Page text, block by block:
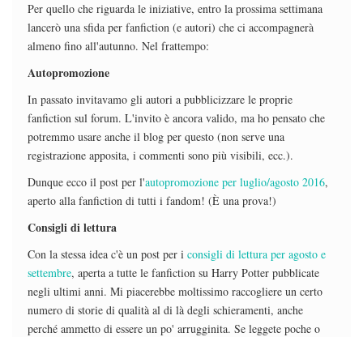
Per quello che riguarda le iniziative, entro la prossima settimana
lancerò una sfida per fanfiction (e autori) che ci accompagnerà
almeno fino all'autunno. Nel frattempo:
Autopromozione
In passato invitavamo gli autori a pubblicizzare le proprie
fanfiction sul forum. L'invito è ancora valido, ma ho pensato che
potremmo usare anche il blog per questo (non serve una
registrazione apposita, i commenti sono più visibili, ecc.).
Dunque ecco il post per l'autopromozione per luglio/agosto 2016,
aperto alla fanfiction di tutti i fandom! (È una prova!)
Consigli di lettura
Con la stessa idea c'è un post per i consigli di lettura per agosto e
settembre, aperta a tutte le fanfiction su Harry Potter pubblicate
negli ultimi anni. Mi piacerebbe moltissimo raccogliere un certo
numero di storie di qualità al di là degli schieramenti, anche
perché ammetto di essere un po' arrugginita. Se leggete poche o